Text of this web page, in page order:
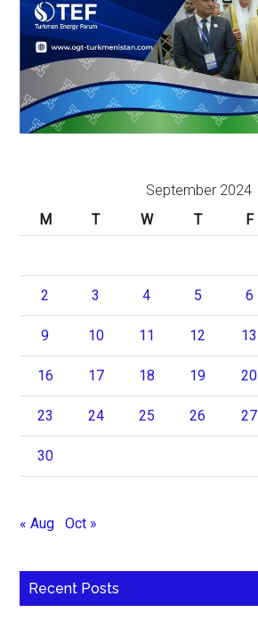
September 2024
M
T W T F
2 3 4 5 6
9 10 11 12 13
16 17 18 19 20
23 24 25 26 27
30
« Aug Oct »
Recent Posts